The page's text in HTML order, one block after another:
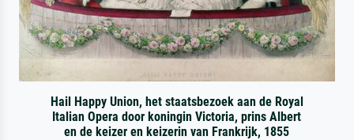
Hail Happy Union, het staatsbezoek aan de Royal
Italian Opera door koningin Victoria, prins Albert
en de keizer en keizerin van Frankrijk, 1855